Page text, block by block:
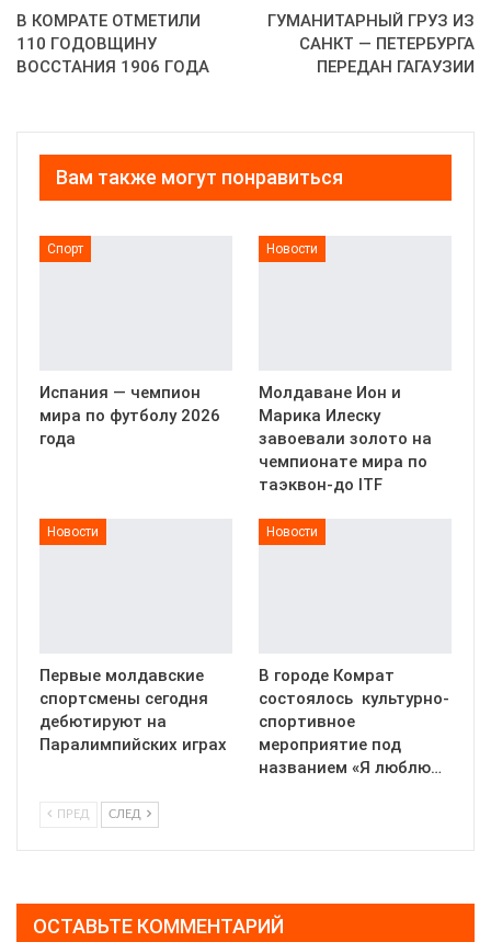
В КОМРАТЕ ОТМЕТИЛИ
110 ГОДОВЩИНУ
ВОССТАНИЯ 1906 ГОДА
ГУМАНИТАРНЫЙ ГРУЗ ИЗ
САНКТ — ПЕТЕРБУРГА
ПЕРЕДАН ГАГАУЗИИ
Вам также могут понравиться
Спорт
Испания — чемпион
мира по футболу 2026
года
Новости
Молдаване Ион и
Марика Илеску
завоевали золото на
чемпионате мира по
таэквон-до ITF
Новости
Первые молдавские
спортсмены сегодня
дебютируют на
Паралимпийских играх
Новости
В городе Комрат
состоялось культурно-
спортивное
мероприятие под
названием «Я люблю…
ПРЕД СЛЕД
ОСТАВЬТЕ КОММЕНТАРИЙ